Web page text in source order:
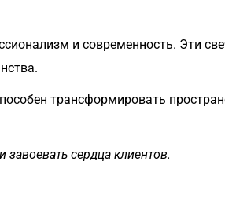
и современность. Эти
трансформировать
сердца клиентов.